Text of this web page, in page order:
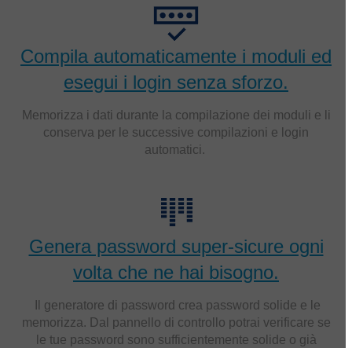
Compila automaticamente i moduli ed
esegui i login senza sforzo.
Memorizza i dati durante la compilazione dei moduli e li
conserva per le successive compilazioni e login
automatici.
Genera password super-sicure ogni
volta che ne hai bisogno.
Il generatore di password crea password solide e le
memorizza. Dal pannello di controllo potrai verificare se
le tue password sono sufficientemente solide o già